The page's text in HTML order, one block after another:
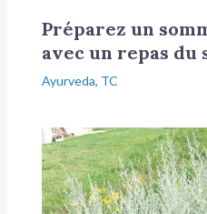
Préparez un
avec un repas
Ayurveda, TC